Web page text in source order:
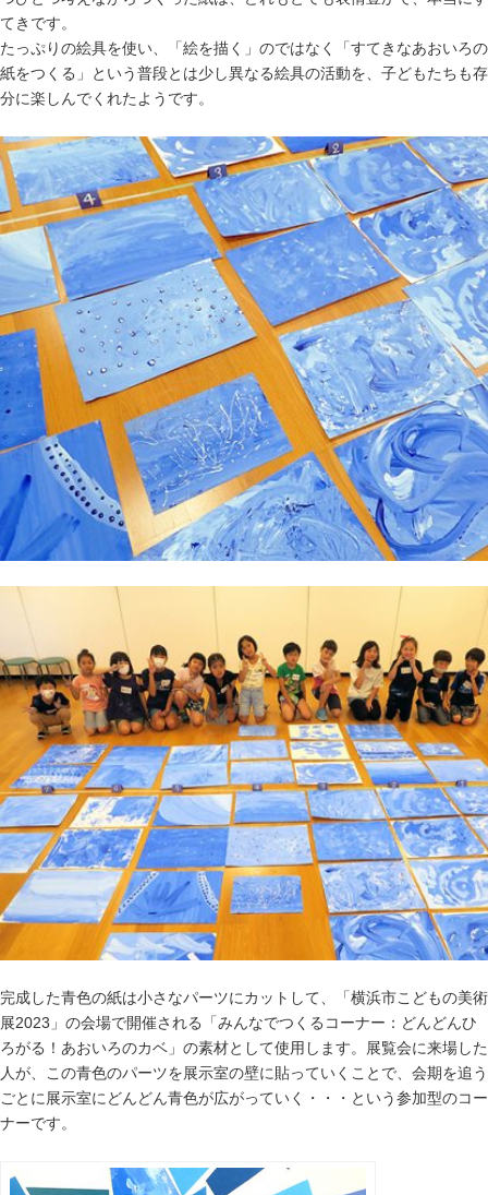
てきです。
たっぷりの絵具を使い、「絵を描く」のではなく「すてきなあおいろの
紙をつくる」という普段とは少し異なる絵具の活動を、子どもたちも存
分に楽しんでくれたようです。
完成した青色の紙は小さなパーツにカットして、「横浜市こどもの美術
展2023」の会場で開催される「みんなでつくるコーナー：どんどんひ
ろがる！あおいろのカベ」の素材として使用します。展覧会に来場した
人が、この青色のパーツを展示室の壁に貼っていくことで、会期を追う
ごとに展示室にどんどん青色が広がっていく・・・という参加型のコー
ナーです。